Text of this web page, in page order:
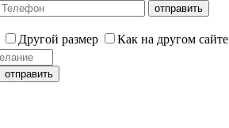
Другой размер
Как на другом сайте